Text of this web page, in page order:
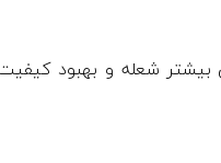
شعله و بهبود